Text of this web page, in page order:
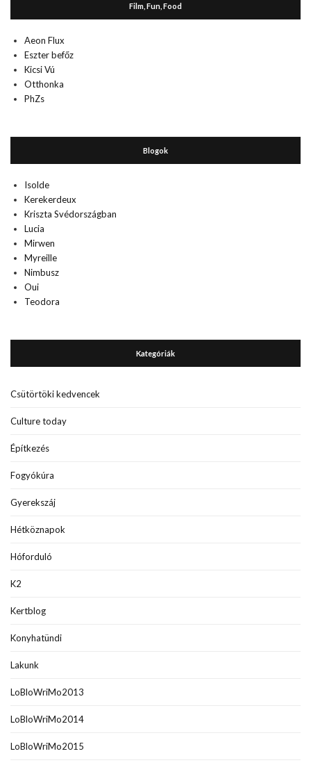
Film, Fun, Food
Aeon Flux
Eszter befőz
Kicsi Vú
Otthonka
PhZs
Blogok
Isolde
Kerekerdeux
Kriszta Svédországban
Lucia
Mirwen
Myreille
Nimbusz
Oui
Teodora
Kategóriák
Csütörtöki kedvencek
Culture today
Építkezés
Fogyókúra
Gyerekszáj
Hétköznapok
Hóforduló
K2
Kertblog
Konyhatündi
Lakunk
LoBloWriMo2013
LoBloWriMo2014
LoBloWriMo2015